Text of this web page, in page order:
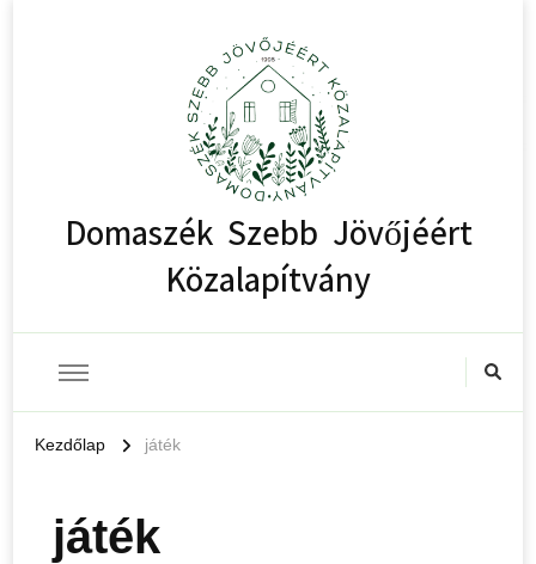
Domaszék Szebb Jövőjéért
Közalapítvány
Kezdőlap játék
játék